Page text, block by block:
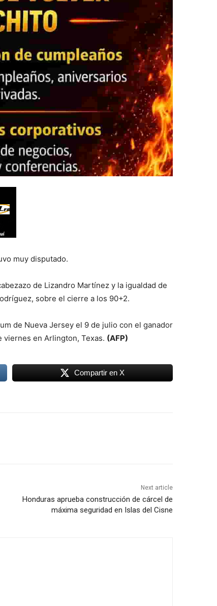
muy disputado.
de Lizandro Martínez y la igualdad de
sobre el cierre a los 90+2.
de Nueva Jersey el 9 de julio con el ganador
viernes en Arlington, Texas. (AFP)
Compartir en X
Next article
Honduras aprueba construcción de cárcel de
máxima seguridad en Islas del Cisne